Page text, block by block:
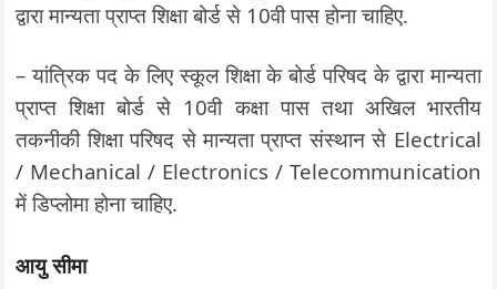
द्वारा मान्यता प्राप्त शिक्षा बोर्ड से 10वी पास होना चाहिए.
– यांत्रिक पद के लिए स्कूल शिक्षा के बोर्ड परिषद के द्वारा मान्यता
प्राप्त शिक्षा बोर्ड से 10वी कक्षा पास तथा अखिल भारतीय
तकनीकी शिक्षा परिषद से मान्यता प्राप्त संस्थान से Electrical
/ Mechanical / Electronics / Telecommunication
में डिप्लोमा होना चाहिए.
आयु सीमा